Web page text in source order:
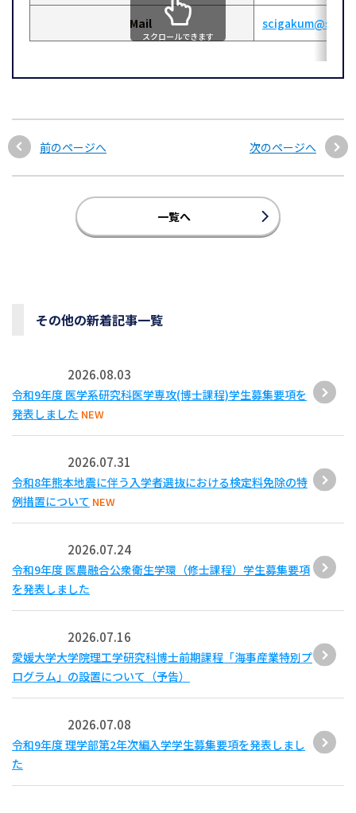
Mail
スクロールできます
前のページへ 次のページへ
一覧へ
その他の新着記事一覧
2026.08.03
令和9年度 医学系研究科医学専攻(博士課程)学生募集要項を
発表しました NEW
2026.07.31
令和8年熊本地震に伴う入学者選抜における検定料免除の特
例措置について NEW
2026.07.24
令和9年度 医農融合公衆衛生学環（修士課程）学生募集要項
を発表しました
2026.07.16
愛媛大学大学院理工学研究科博士前期課程「海事産業特別プ
ログラム」の設置について（予告）
2026.07.08
令和9年度 理学部第2年次編入学学生募集要項を発表しまし
た